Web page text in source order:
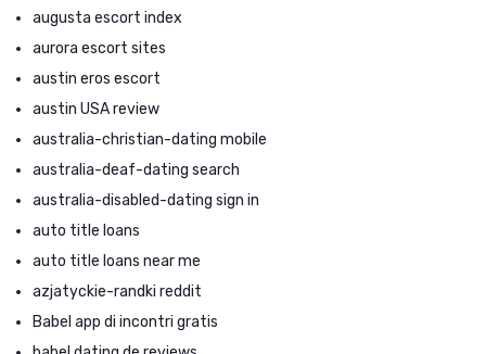
augusta escort index
aurora escort sites
austin eros escort
austin USA review
australia-christian-dating mobile
australia-deaf-dating search
australia-disabled-dating sign in
auto title loans
auto title loans near me
azjatyckie-randki reddit
Babel app di incontri gratis